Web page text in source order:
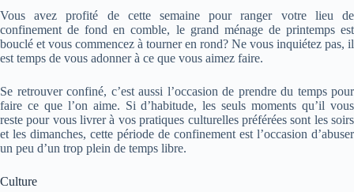
Vous avez profité de cette semaine pour ranger votre lieu de
confinement de fond en comble, le grand ménage de printemps est
bouclé et vous commencez à tourner en rond? Ne vous inquiétez pas, il
est temps de vous adonner à ce que vous aimez faire.
Se retrouver confiné, c’est aussi l’occasion de prendre du temps pour
faire ce que l’on aime. Si d’habitude, les seuls moments qu’il vous
reste pour vous livrer à vos pratiques culturelles préférées sont les soirs
et les dimanches, cette période de confinement est l’occasion d’abuser
un peu d’un trop plein de temps libre.
Culture